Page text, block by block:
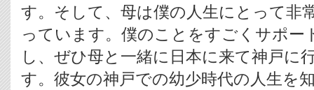
す。そして、母は僕の人生にとって非
っています。僕のことをすごくサポー
し、ぜひ母と一緒に日本に来て神戸に
す。彼女の神戸での幼少時代の人生を